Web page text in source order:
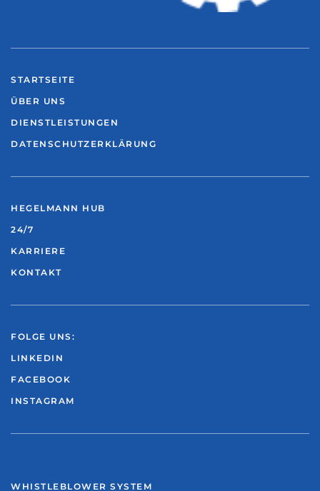
STARTSEITE
ÜBER UNS
DIENSTLEISTUNGEN
DATENSCHUTZERKLÄRUNG
HEGELMANN HUB
24/7
KARRIERE
KONTAKT
FOLGE UNS:
LINKEDIN
FACEBOOK
INSTAGRAM
WHISTLEBLOWER SYSTEM